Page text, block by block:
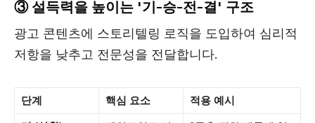
③ 설득력을 높이는 '기-승-전-결' 구조
광고 콘텐츠에 스토리텔링 로직을 도입하여 심리적
저항을 낮추고 전문성을 전달합니다.
단계 핵심 요소
적용 예시